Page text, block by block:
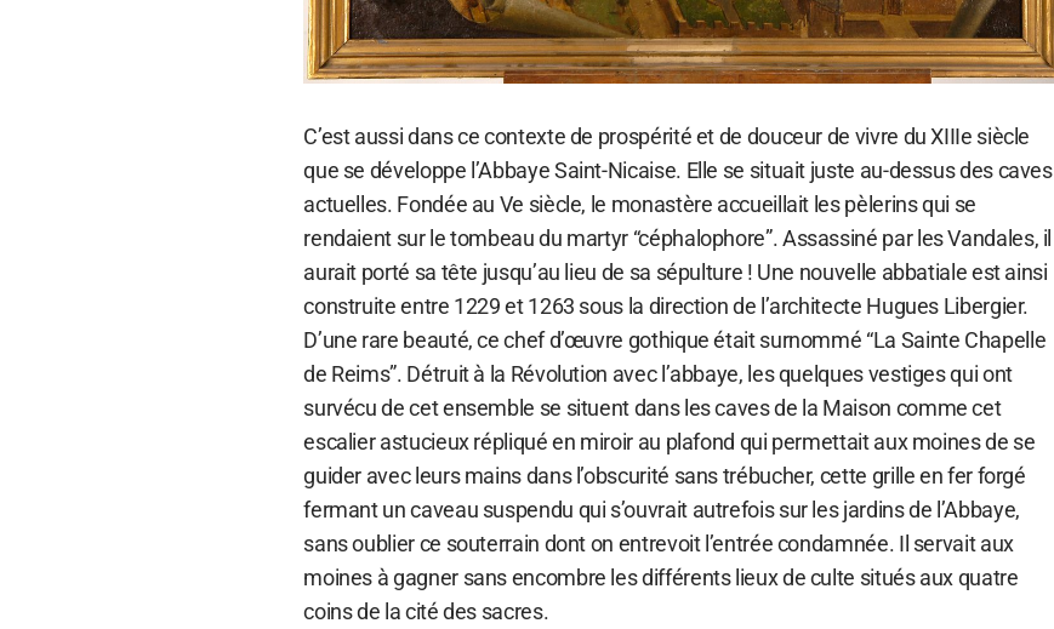
C’est aussi dans ce contexte de prospérité et de douceur de vivre du XIIIe siècle
que se développe l’Abbaye Saint-Nicaise. Elle se situait juste au-dessus des caves
actuelles. Fondée au Ve siècle, le monastère accueillait les pèlerins qui se
rendaient sur le tombeau du martyr “céphalophore”. Assassiné par les Vandales, il
aurait porté sa tête jusqu’au lieu de sa sépulture ! Une nouvelle abbatiale est ainsi
construite entre 1229 et 1263 sous la direction de l’architecte Hugues Libergier.
D’une rare beauté, ce chef d’œuvre gothique était surnommé “La Sainte Chapelle
de Reims”. Détruit à la Révolution avec l’abbaye, les quelques vestiges qui ont
survécu de cet ensemble se situent dans les caves de la Maison comme cet
escalier astucieux répliqué en miroir au plafond qui permettait aux moines de se
guider avec leurs mains dans l’obscurité sans trébucher, cette grille en fer forgé
fermant un caveau suspendu qui s’ouvrait autrefois sur les jardins de l’Abbaye,
sans oublier ce souterrain dont on entrevoit l’entrée condamnée. Il servait aux
moines à gagner sans encombre les différents lieux de culte situés aux quatre
coins de la cité des sacres.